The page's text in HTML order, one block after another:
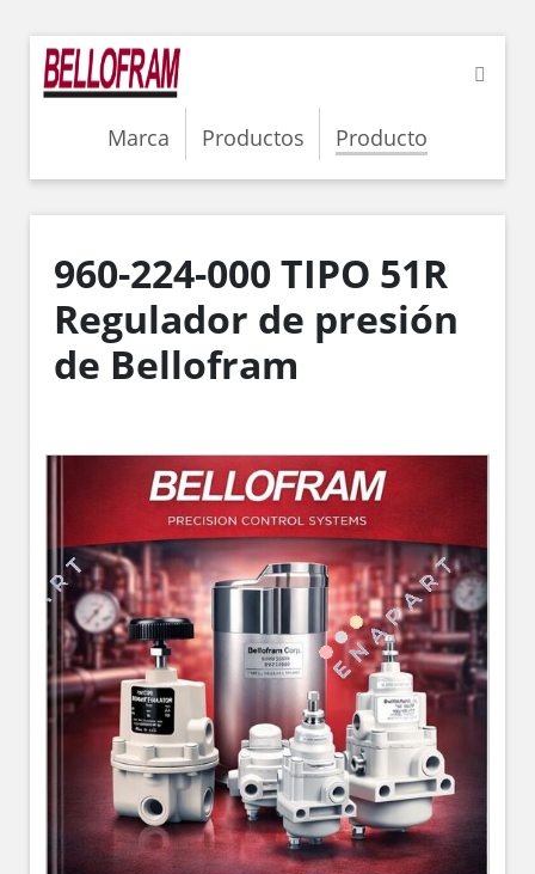
Marca Productos Producto
960-224-000 TIPO 51R
Regulador de presión
de Bellofram